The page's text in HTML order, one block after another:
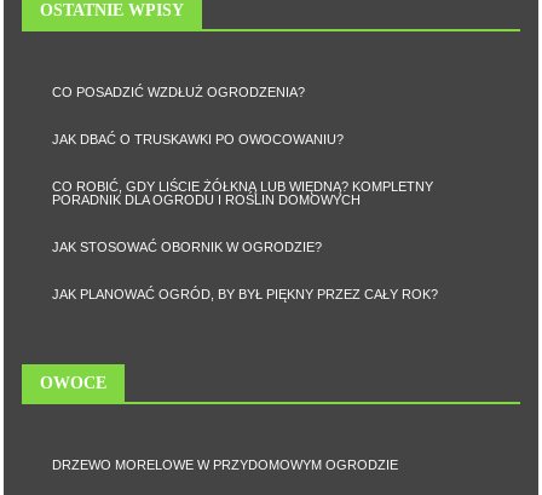
OSTATNIE WPISY
CO POSADZIĆ WZDŁUŻ OGRODZENIA?
JAK DBAĆ O TRUSKAWKI PO OWOCOWANIU?
CO ROBIĆ, GDY LIŚCIE ŻÓŁKNĄ LUB WIĘDNĄ? KOMPLETNY
PORADNIK DLA OGRODU I ROŚLIN DOMOWYCH
JAK STOSOWAĆ OBORNIK W OGRODZIE?
JAK PLANOWAĆ OGRÓD, BY BYŁ PIĘKNY PRZEZ CAŁY ROK?
OWOCE
DRZEWO MORELOWE W PRZYDOMOWYM OGRODZIE